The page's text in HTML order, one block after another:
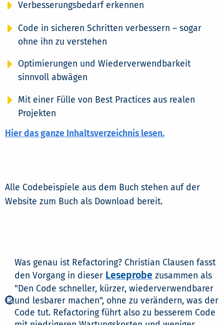
Verbesserungsbedarf erkennen
Code in sicheren Schritten verbessern – sogar
ohne ihn zu verstehen
Optimierungen und Wiederverwendbarkeit
sinnvoll abwägen
Mit einer Fülle von Best Practices aus realen
Projekten
Hier das ganze Inhaltsverzeichnis lesen.
Alle Codebeispiele aus dem Buch stehen auf der
Website zum Buch als Download bereit.
Was genau ist Refactoring? Christian Clausen fasst
den Vorgang in dieser Leseprobe zusammen als
"Den Code schneller, kürzer, wiederverwendbarer
und lesbarer machen", ohne zu verändern, was der
Code tut. Refactoring führt also zu besserem Code